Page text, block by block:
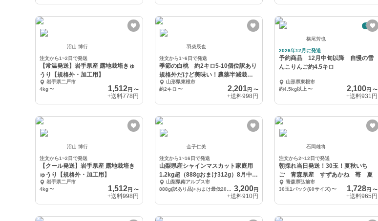
沼山 博行
注文から1~2日で発送
【常温発送】岩手県産 露地栽培きゅ
うり【規格外・加工用】
岩手県二戸市
4kg〜 1,512円 〜
+送料778円
羽柴辰也
注文から1~6日で発送
季節の白桃 約2キロ5-10個位訳あり
規格外だけど美味い！農薬半減栽培
で安心安全
山形県東根市
約2キロ 〜 2,201円 〜
+送料998円
予約
横尾芳也
2026年12月に発送
予約商品 12月中旬以降 自慢の雪
んこりんご約4.5キロ
山形県東根市
約4.5kg以上 〜 2,100円〜
+送料931円
沼山 博行
注文から1~2日で発送
【クール発送】岩手県産 露地栽培き
ゅうり【規格外・加工用】
岩手県二戸市
4kg〜 1,512円 〜
+送料998円
金子仁美
注文から1~16日で発送
山梨県産シャインマスカット家庭用
1.2kg超（888gおまけ312g）8月中旬
～ 山梨県南アルプス市
3,200円
+送料910円
石岡雄将
注文から2~12日で発送
朝採れ当日発送！30玉！夏秋いち
ご 青森県産 すずあかね 苺 夏
青森県弘前市
30玉1パック(60サイズ) 〜 1,728円〜
+送料965円